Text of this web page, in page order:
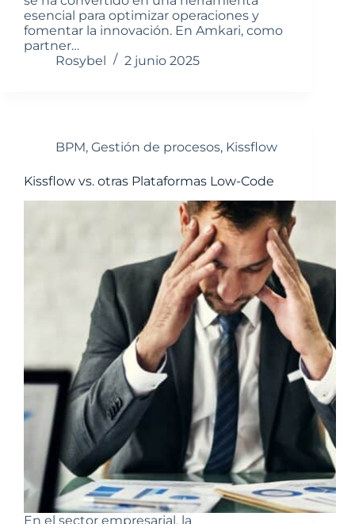
esencial para optimizar operaciones y
fomentar la innovación. En Amkari, como
partner…
Rosybel
2 junio 2025
BPM, Gestión de procesos, Kissflow
Kissflow vs. otras Plataformas Low-Code
En el sector empresarial, la